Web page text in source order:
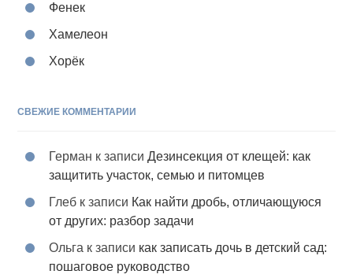
Фенек
Хамелеон
Хорёк
СВЕЖИЕ КОММЕНТАРИИ
Герман к записиДезинсекция от клещей: как
защитить участок, семью и питомцев
Глеб к записи Как найти дробь, отличающуюся
от других: разбор задачи
Ольга к записи как записать дочь в детский сад:
пошаговое руководство